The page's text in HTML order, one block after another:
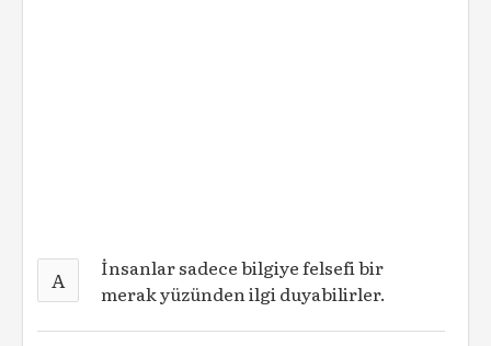
A
İnsanlar sadece bilgiye felsefi bir
merak yüzünden ilgi duyabilirler.